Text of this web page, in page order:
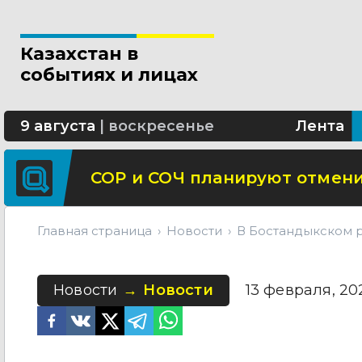
Казахстан в
событиях и лицах
9 августа воскресенье Лента
Минтранспорта утвердило
СОР и СОЧ планируют
Участок улицы Валиханова
Главная страница Новости В Бостандыкском
Новости Новости 13 февраля,